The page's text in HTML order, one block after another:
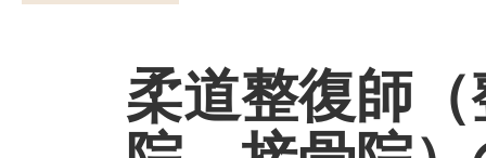
柔道整復師（